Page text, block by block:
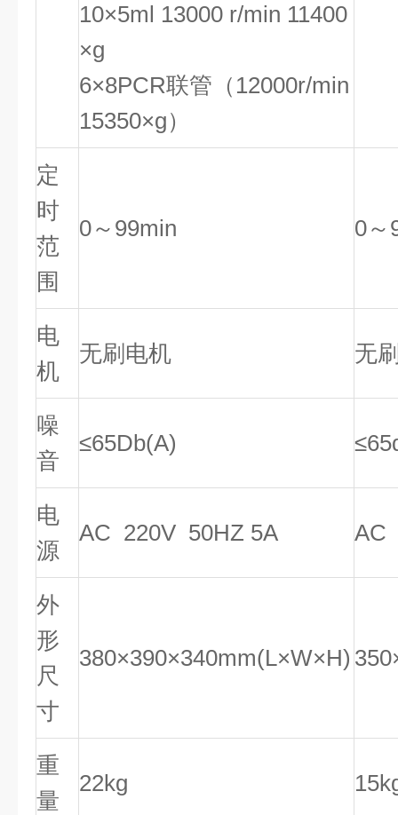
10×5ml 13000 r/min 11400
×g
6×8PCR联管（12000r/min
15350×g）
定
时
范
围
0～99min 0～
电
机
无刷电机 无
噪
音
≤65Db(A)
电
源
AC 220V 50HZ 5A AC
外
形
尺
寸
380×390×340mm(L×W×H)
重
量
22kg